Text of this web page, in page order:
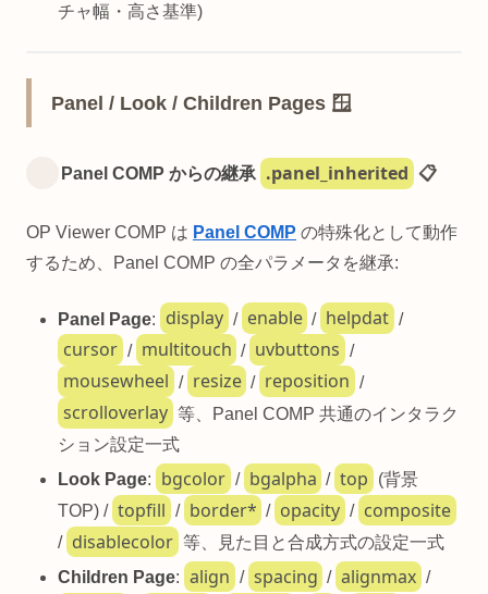
チャ幅・高さ基準)
Panel / Look / Children Pages 🪟
Panel COMP からの継承 .panel_inherited 📋
OP Viewer COMP は Panel COMP の特殊化として動作
するため、Panel COMP の全パラメータを継承:
Panel Page: display / enable / helpdat /
cursor / multitouch / uvbuttons /
mousewheel / resize / reposition /
scrolloverlay 等、Panel COMP 共通のインタラク
ション設定一式
Look Page: bgcolor / bgalpha / top
(背景
TOP) / topfill / border* / opacity / composite
/ disablecolor 等、見た目と合成方式の設定一式
Children Page: align / spacing / alignmax /